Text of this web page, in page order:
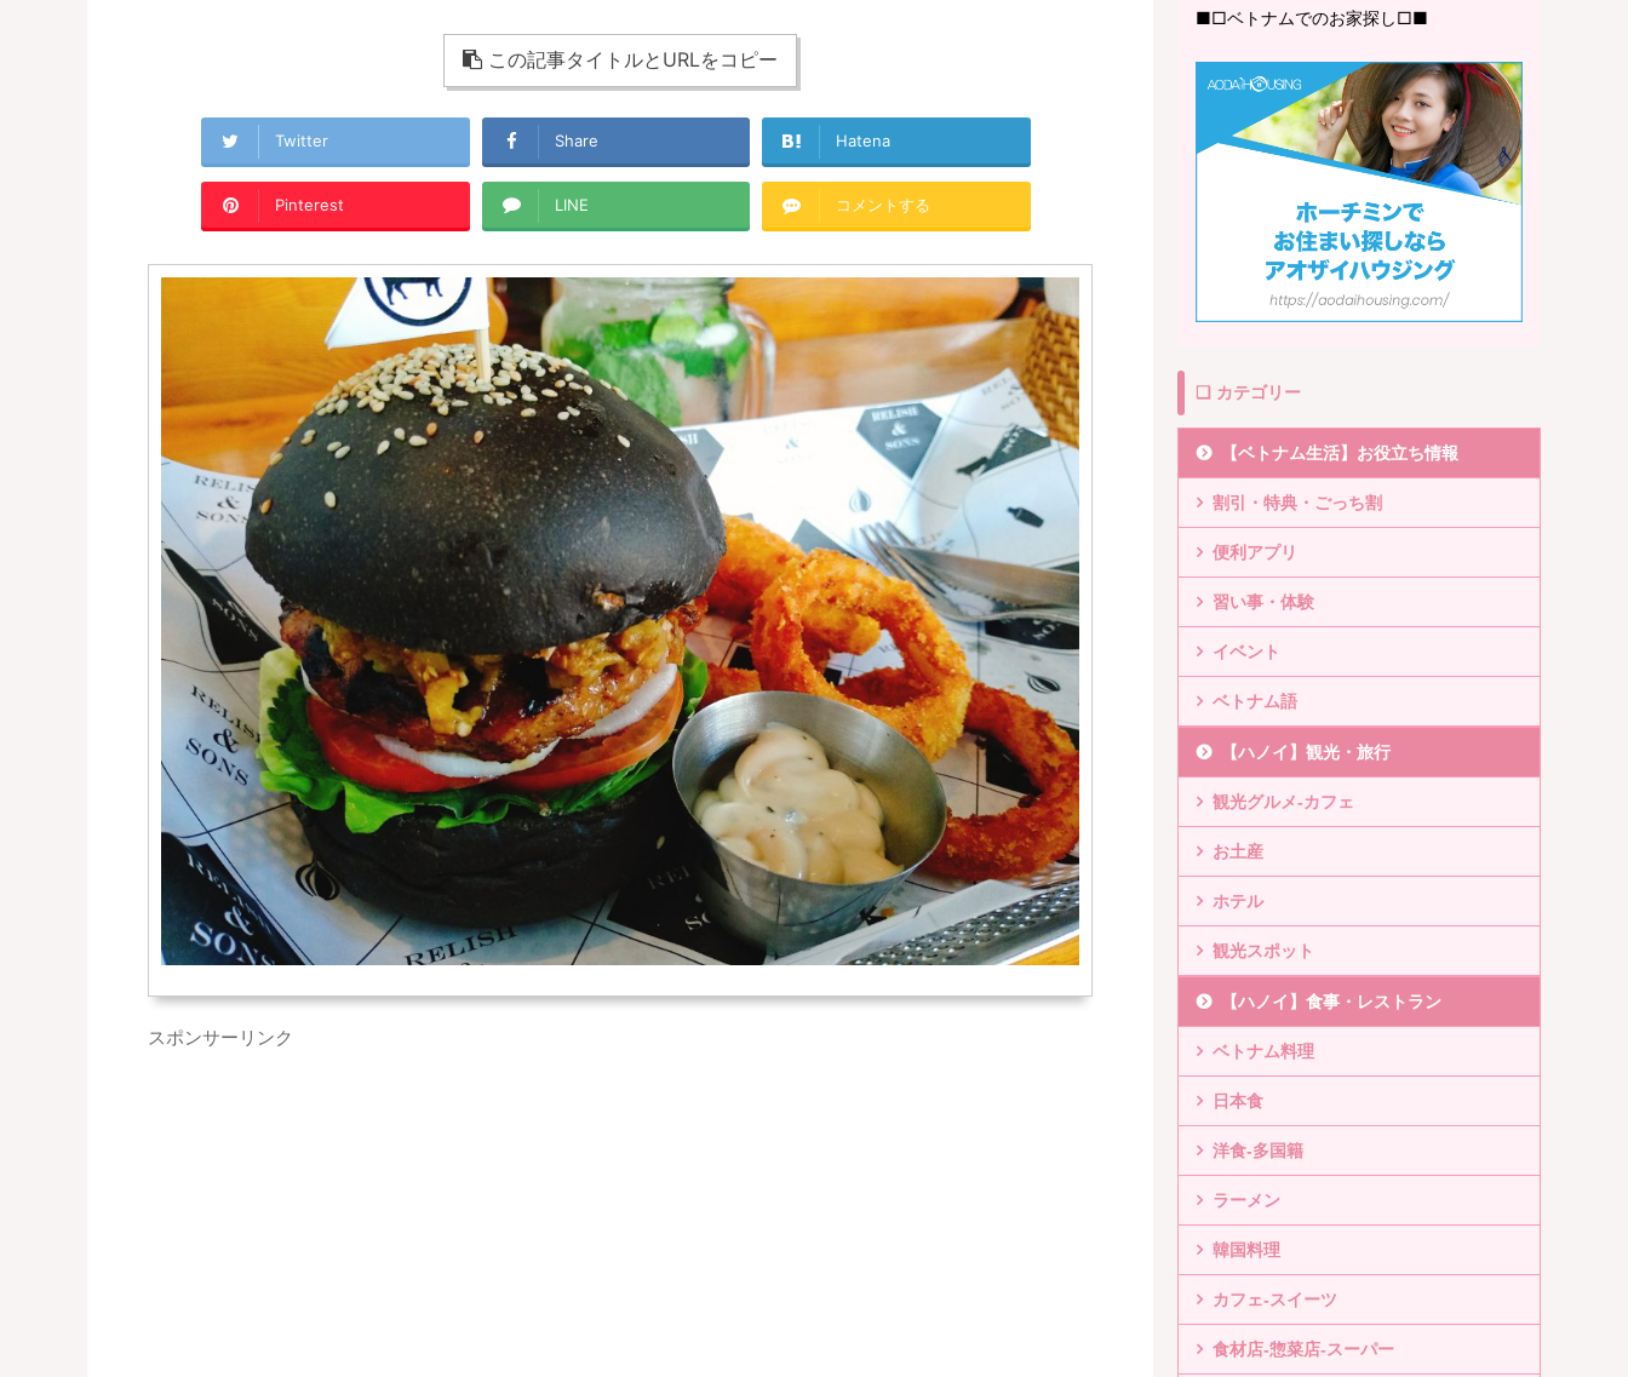
この記事タイトルとURLをコピー
Twitter Share Hatena
Pinterest LINE コメントする
スポンサーリンク
■□ベトナムでのお家探し□■
❏ カテゴリー
【ベトナム生活】お役立ち情報
割引・特典・ごっち割
便利アプリ
習い事・体験
イベント
ベトナム語
【ハノイ】観光・旅行
観光グルメ-カフェ
お土産
ホテル
観光スポット
【ハノイ】食事・レストラン
ベトナム料理
日本食
洋食-多国籍
ラーメン
韓国料理
カフェ-スイーツ
食材店-惣菜店-スーパー